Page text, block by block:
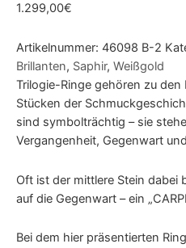
1.299,00€
Artikelnummer: 46098 B-2
Brillanten, Saphir, Weißgold
Trilogie-Ringe gehören zu
Stücken der
sind symbolträchtig – sie
Vergangenheit, Gegenwart
Oft ist der mittlere Stein dabei
auf die Gegenwart – ein
Bei dem hier präsentierten